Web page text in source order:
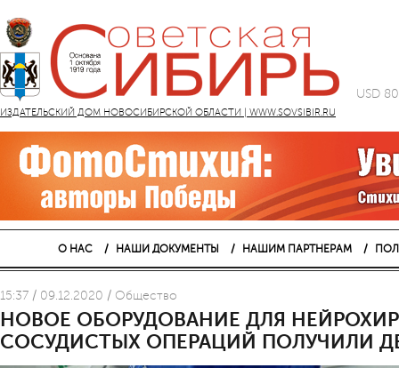
ИЗДАТЕЛЬСКИЙ ДОМ НОВОСИБИРСКОЙ ОБЛАСТИ | WWW.SOVSIBIR.RU
USD
О НАС НАШИ ДОКУМЕНТЫ НАШИМ ПАРТНЕРАМ
15:37 / 09.12.2020 / Общество
НОВОЕ ОБОРУДОВАНИЕ ДЛЯ
СОСУДИСТЫХ ОПЕРАЦИЙ ПОЛУЧИЛИ